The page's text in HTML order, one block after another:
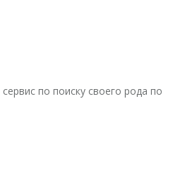
по поиску своего рода по